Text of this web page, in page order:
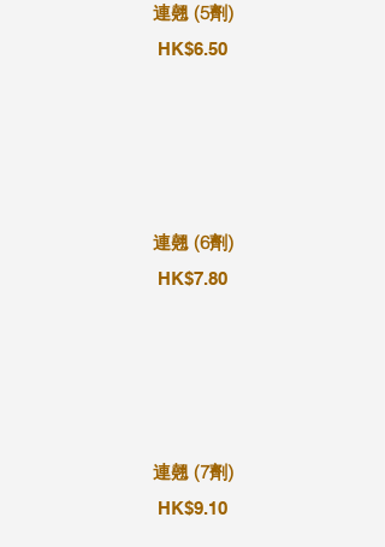
連翹 (5劑)
HK$6.50
連翹 (6劑)
HK$7.80
連翹 (7劑)
HK$9.10